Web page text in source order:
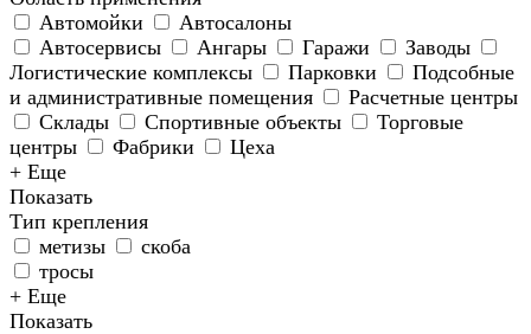
Автомойки
Автосалоны
Автосервисы
Ангары Гаражи
Заводы
Логистические комплексы
Парковки
Подсобные
и административные помещения
Расчетные центры
Склады
Спортивные объекты
Торговые
центры
Фабрики
Цеха
+ Еще
Показать
Тип крепления
метизы
скоба
тросы
+ Еще
Показать